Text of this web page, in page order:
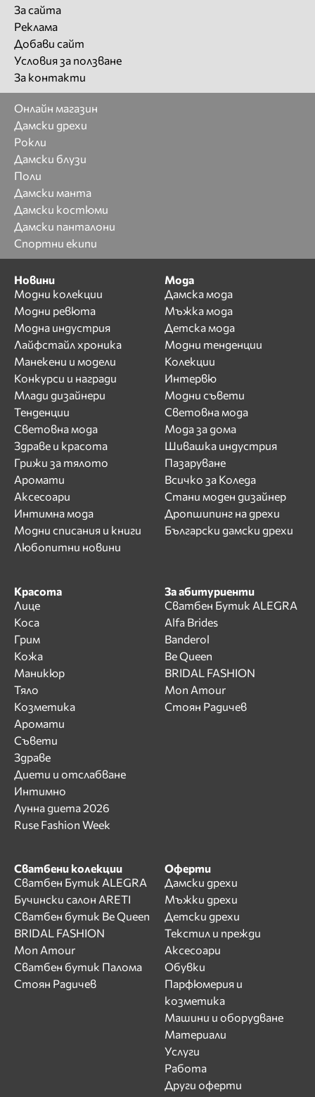
За сайта
Реклама
Добави сайт
Условия за ползване
За контакти
Онлайн магазин
Дамски дрехи
Рокли
Дамски блузи
Поли
Дамски манта
Дамски костюми
Дамски панталони
Спортни екипи
Новини
Модни колекции
Модни ревюта
Модна индустрия
Лайфстайл хроника
Манекени и модели
Конкурси и награди
Млади дизайнери
Тенденции
Световна мода
Здраве и красота
Грижи за тялото
Аромати
Аксесоари
Интимна мода
Модни списания и книги
Любопитни новини
Мода
Дамска мода
Мъжка мода
Детска мода
Модни тенденции
Колекции
Интервю
Модни съвети
Световна мода
Мода за дома
Шивашка индустрия
Пазаруване
Всичко за Коледа
Стани моден дизайнер
Дропшипинг на дрехи
Български дамски дрехи
Красота
Лице
Коса
Грим
Кожа
Маникюр
Тяло
Козметика
Аромати
Съвети
Здраве
Диети и отслабване
Интимно
Лунна диета 2026
Ruse Fashion Week
За абитуриенти
Сватбен Бутик ALEGRA
Alfa Brides
Banderol
Be Queen
BRIDAL FASHION
Mon Amour
Стоян Радичев
Сватбени колекции
Сватбен Бутик ALEGRA
Бучински салон ARETI
Сватбен бутик Be Queen
BRIDAL FASHION
Mon Amour
Сватбен бутик Палома
Стоян Радичев
Оферти
Дамски дрехи
Мъжки дрехи
Детски дрехи
Текстил и прежди
Аксесоари
Обувки
Парфюмерия и
козметика
Машини и оборудване
Материали
Услуги
Работа
Други оферти